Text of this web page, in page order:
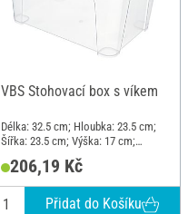
VBS Stohovací box s víkem
Délka: 32.5 cm; Hloubka: 23.5 cm;
Šířka: 23.5 cm; Výška: 17 cm;
206,19 Kč
Přidat do Košíku